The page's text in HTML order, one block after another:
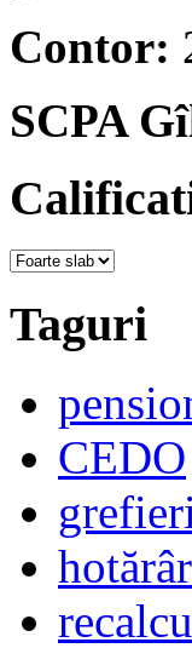
Contor:
SCPA
Taguri
CEDO
grefieri